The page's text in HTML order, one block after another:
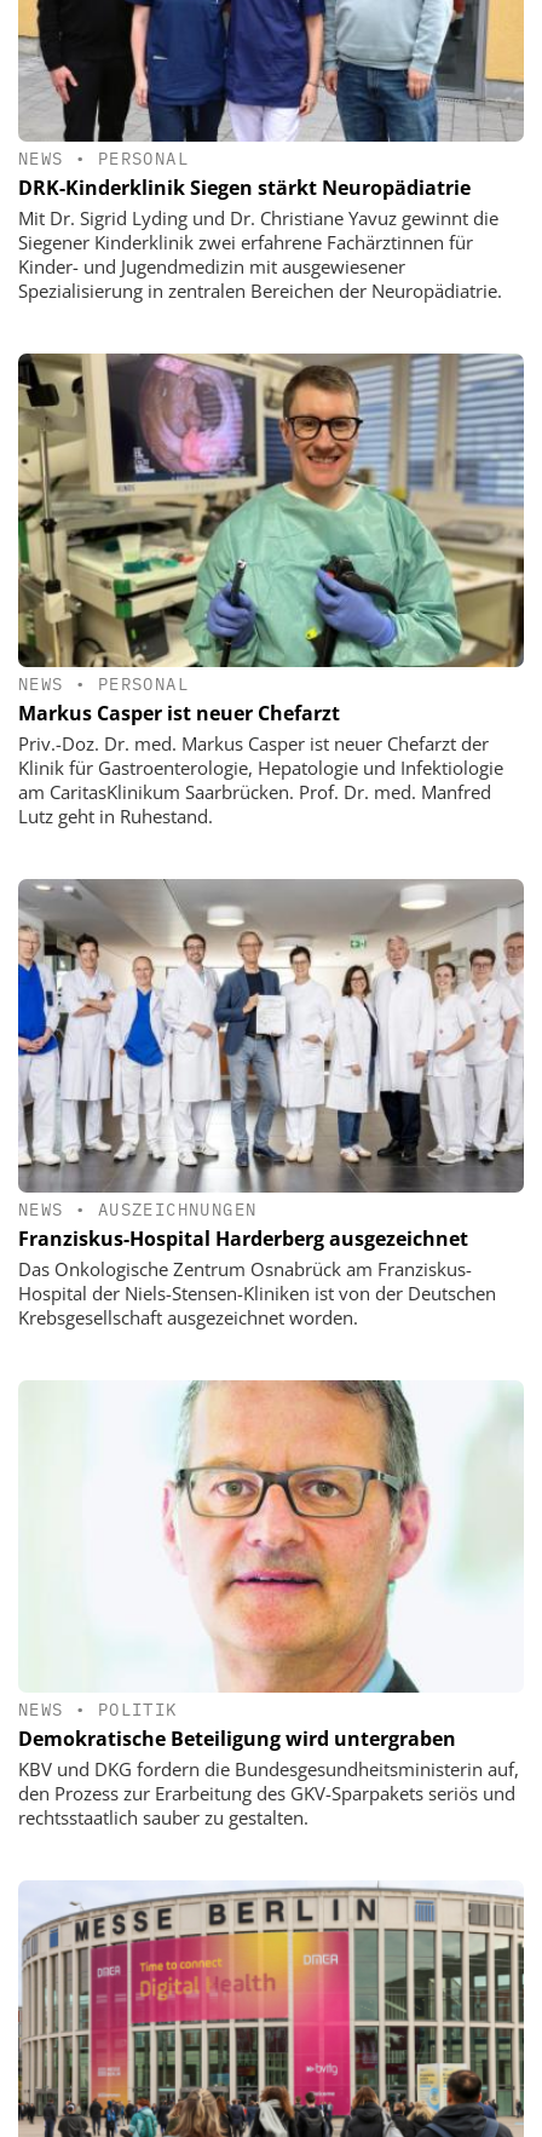
NEWS • PERSONAL
DRK-Kinderklinik Siegen stärkt Neuropädiatrie
Mit Dr. Sigrid Lyding und Dr. Christiane Yavuz gewinnt die
Siegener Kinderklinik zwei erfahrene Fachärztinnen für
Kinder- und Jugendmedizin mit ausgewiesener
Spezialisierung in zentralen Bereichen der Neuropädiatrie.
NEWS • PERSONAL
Markus Casper ist neuer Chefarzt
Priv.-Doz. Dr. med. Markus Casper ist neuer Chefarzt der
Klinik für Gastroenterologie, Hepatologie und Infektiologie
am CaritasKlinikum Saarbrücken. Prof. Dr. med. Manfred
Lutz geht in Ruhestand.
NEWS • AUSZEICHNUNGEN
Franziskus-Hospital Harderberg ausgezeichnet
Das Onkologische Zentrum Osnabrück am Franziskus-
Hospital der Niels-Stensen-Kliniken ist von der Deutschen
Krebsgesellschaft ausgezeichnet worden.
NEWS • POLITIK
Demokratische Beteiligung wird untergraben
KBV und DKG fordern die Bundesgesundheitsministerin auf,
den Prozess zur Erarbeitung des GKV-Sparpakets seriös und
rechtsstaatlich sauber zu gestalten.